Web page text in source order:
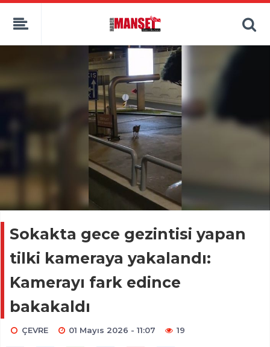
Sokakta gece gezintisi yapan
tilki kameraya yakalandı:
Kamerayı fark edince
bakakaldı
ÇEVRE 01 Mayıs 2026 - 11:07 19